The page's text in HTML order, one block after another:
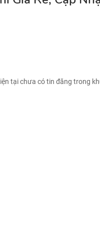
tại chưa có tin đăng trong